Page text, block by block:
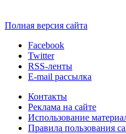
Полная версия сайта
Facebook
Twitter
RSS-ленты
E-mail рассылка
Контакты
Реклама на сайте
Использование
Правила пользования